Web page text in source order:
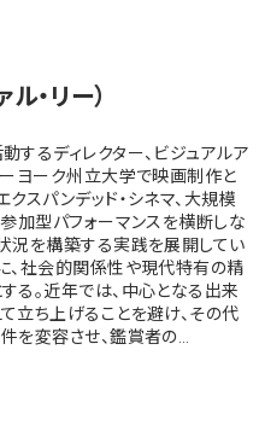
・リー）
するディレクター、ビジュアルア
ーヨーク州立大学で映画制作と
クスパンデッド・シネマ、大規模
参加型パフォーマンスを横断しな
況を構築する実践を展開してい
、社会的関係性や現代特有の精
る。近年では、中心となる出来
立ち上げることを避け、その代
を変容させ、鑑賞者の…